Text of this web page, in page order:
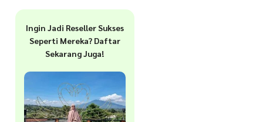
Ingin Jadi Reseller Sukses
Seperti Mereka? Daftar
Sekarang Juga!